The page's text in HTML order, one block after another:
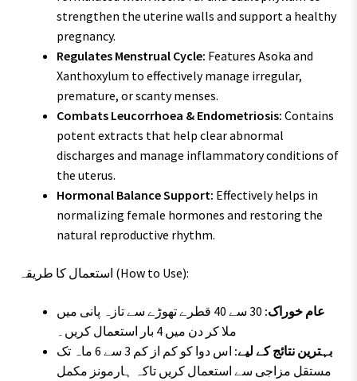
strengthen the uterine walls and support a healthy
pregnancy.
Regulates Menstrual Cycle: Features Asoka and
Xanthoxylum to effectively manage irregular,
premature, or scanty menses.
Combats Leucorrhoea & Endometriosis: Contains
potent extracts that help clear abnormal
discharges and manage inflammatory conditions of
the uterus.
Hormonal Balance Support: Effectively helps in
normalizing female hormones and restoring the
natural reproductive rhythm.
استعمال کا طریقہ (How to Use):
عام خوراک:
30 سے 40 قطرے تھوڑے سے تازہ پانی میں
ملا کر دن میں 4 بار استعمال کریں۔
بہترین نتائج کے لیے:
اس دوا کو کم از کم 3 سے 6 ماہ تک
مستقل مزاجی سے استعمال کریں تاکہ ہارمونز مکمل